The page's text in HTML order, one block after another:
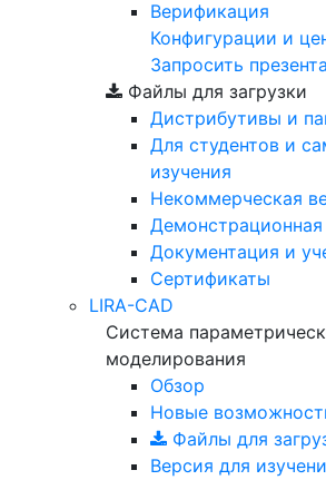
Верификация
Конфигурации и
Запросить
Файлы для загрузки
Дистрибутивы и
Для студентов и
изучения
Некоммерческая
Демонстрационная
Документация и
Сертификаты
LIRA-CAD
Система
моделирования
Обзор
Новые
Файлы для
Версия для